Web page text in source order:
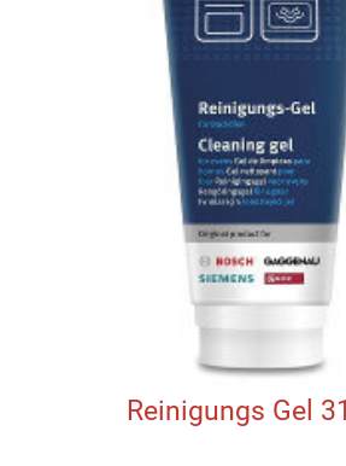
Reinigungs Gel